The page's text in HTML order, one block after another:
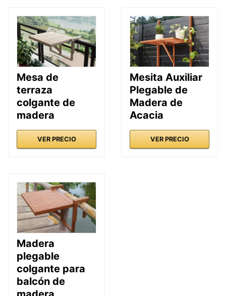
Mesa de
terraza
colgante de
madera
VER PRECIO
Mesita Auxiliar
Plegable de
Madera de
Acacia
VER PRECIO
Madera
plegable
colgante para
balcón de